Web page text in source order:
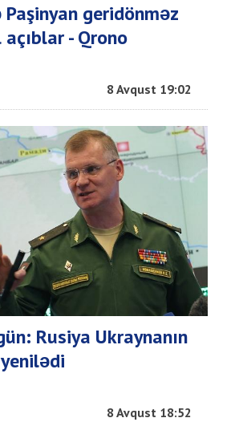
geridönməz
- Qrono
8 Avqust 19:02
Rusiya Ukraynanın
8 Avqust 18:52